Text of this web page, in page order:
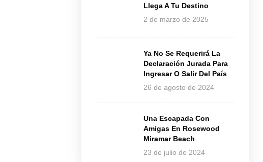
2 de marzo de 2025
Llega A Tu Destino
26 de agosto de 2024
Ya No Se Requerirá La
Declaración Jurada Para
Ingresar O Salir Del País
23 de julio de 2024
Una Escapada Con
Amigas En Rosewood
Miramar Beach